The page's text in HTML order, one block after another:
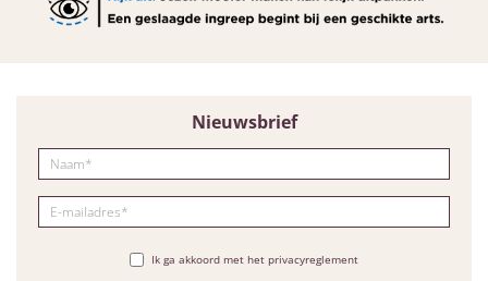
Nieuwsbrief
Ik ga akkoord met het privacyreglement